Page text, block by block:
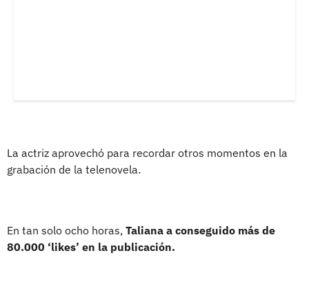
La actriz aprovechó para recordar otros momentos en la
grabación de la telenovela.
En tan solo ocho horas, Taliana a conseguido más de
80.000 ‘likes’ en la publicación.